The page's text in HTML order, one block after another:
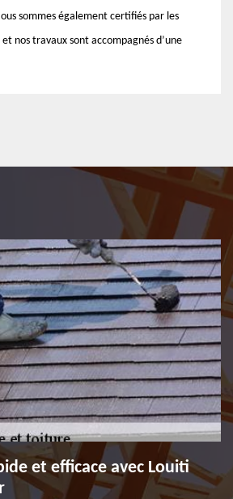
sommes également certifiés par les
nos travaux sont accompagnés d’une
et efficace avec Louiti